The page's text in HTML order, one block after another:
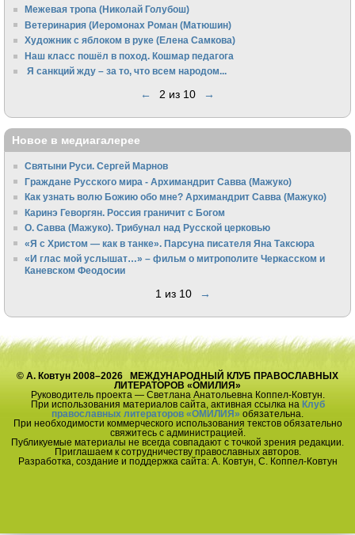
Межевая тропа (Николай Голубош)
Ветеринария (Иеромонах Роман (Матюшин)
Художник с яблоком в руке (Елена Самкова)
Наш класс пошёл в поход. Кошмар педагога
Я санкций жду – за то, что всем народом...
← 2 из 10 →
Новое в медиагалерее
Святыни Руси. Сергей Марнов
Граждане Русского мира - Архимандрит Савва (Мажуко)
Как узнать волю Божию обо мне? Архимандрит Савва (Мажуко)
Каринэ Геворгян. Россия граничит с Богом
О. Савва (Мажуко). Трибунал над Русской церковью
«Я с Христом — как в танке». Парсуна писателя Яна Таксюра
«И глас мой услышат…» – фильм о митрополите Черкасском и
Каневском Феодосии
1 из 10 →
© А. Ковтун 2008–2026 МЕЖДУНАРОДНЫЙ КЛУБ ПРАВОСЛАВНЫХ
ЛИТЕРАТОРОВ «ОМИЛИЯ»
Руководитель проекта — Светлана Анатольевна Коппел-Ковтун.
При использования материалов сайта, активная ссылка на Клуб
православных литераторов «ОМИЛИЯ» обязательна.
При необходимости коммерческого использования текстов обязательно
свяжитесь с администрацией.
Публикуемые материалы не всегда совпадают с точкой зрения редакции.
Приглашаем к сотрудничеству православных авторов.
Разработка, создание и поддержка сайта: А. Ковтун, С. Коппел-Ковтун